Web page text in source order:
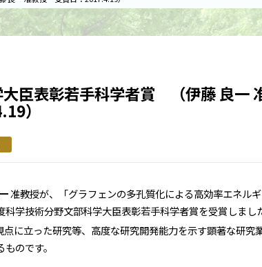
臣表彰若手科学者賞 （伊藤 良一
）
准教授が、「グラフェンの多孔質化による高効率エネル
学技術分野文部科学大臣表彰若手科学者賞を受賞しまし
に立った研究等、高度な研究開発能力を示す顕著な研究
のです。